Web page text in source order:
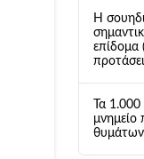
Η
επίδομα
Τα